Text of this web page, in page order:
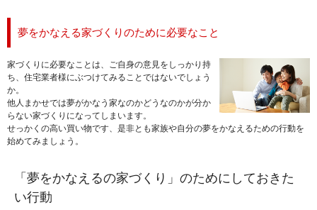
夢をかなえる家づくりのために必要なこと
家づくりに必要なことは、ご自身の意見をしっかり持
ち、住宅業者様にぶつけてみることではないでしょう
か。
他人まかせでは夢がかなう家なのかどうなのかが分か
らない家づくりになってしまいます。
せっかくの高い買い物です、是非とも家族や自分の夢をかなえるための行動を
始めてみましょう。
「夢をかなえるの家づくり」のためにしておきた
い行動